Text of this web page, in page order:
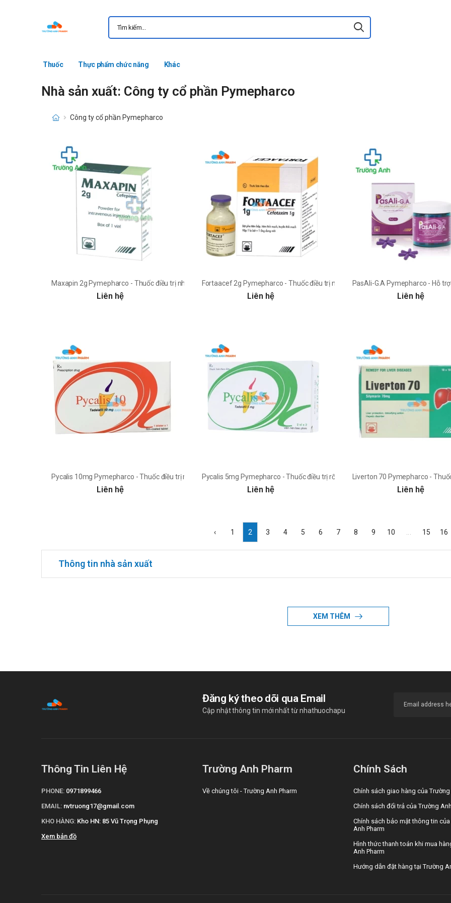
Thuốc Thực phẩm chức năng Khác
Nhà sản xuất: Công ty cổ phần Pymepharco
Công ty cổ phần Pymepharco
Maxapin 2g Pymepharco - Thuốc điều trị nhiễm trùng huyết
Liên hệ
Fortaacef 2g Pymepharco - Thuốc điều trị nhiễm trùng máu
Liên hệ
PasAli-G.A Pymepharco - Hỗ
Liên hệ
Pycalis 10mg Pymepharco - Thuốc điều trị rối loạn cương dương
Liên hệ
Pycalis 5mg Pymepharco - Thuốc điều trị rối loạn cương dương
Liên hệ
Liverton 70 Pymepharco -
Liên hệ
‹ 1 2 3 4 5 6 7 8 9 10 15 16
Thông tin nhà sản xuất
XEM THÊM
Đăng ký theo dõi qua Email
Cập nhật thông tin mới nhất từ nhathuochapu
Thông Tin Liên Hệ
PHONE: 0971899466
EMAIL: nvtruong17@gmail.com
KHO HÀNG: Kho HN: 85 Vũ Trọng Phụng
Xem bản đồ
Trường Anh Pharm
Về chúng tôi - Trường Anh Pharm
Chính Sách
Chính sách giao hàng của Trường
Chính sách đổi trả của Trường
Chính sách bảo mật thông tin của
Anh Pharm
Hình thức thanh toán khi mua
Anh Pharm
Hướng dẫn đặt hàng tại Trường